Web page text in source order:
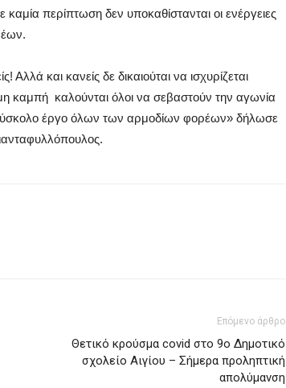
περίπτωση δεν υποκαθίστανται οι ενέργειες
και κανείς δε δικαιούται να ισχυρίζεται
καμπή καλούνται όλοι να σεβαστούν την αγωνία
έργο όλων των αρμοδίων φορέων» δήλωσε
Επόμενο άρθρο
Θετικό κρούσμα covid στο 9ο Δημοτικό
σχολείο Αιγίου – Σήμερα προληπτική
απολύμανση